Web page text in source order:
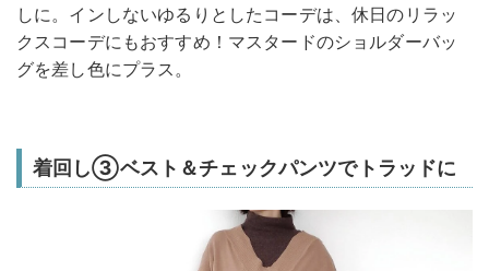
しに。インしないゆるりとしたコーデは、休日のリラッ
クスコーデにもおすすめ！マスタードのショルダーバッ
グを差し色にプラス。
着回し➂ベスト＆チェックパンツでトラッドに